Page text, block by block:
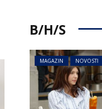
B/H/S
MAGAZIN NOVOSTI